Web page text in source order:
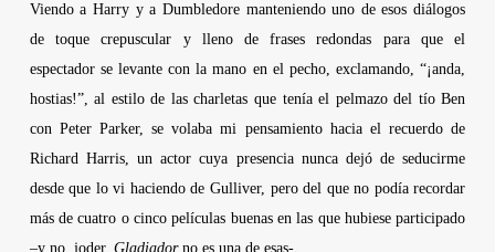
Viendo a Harry y a Dumbledore manteniendo uno de esos diálogos
de toque crepuscular y lleno de frases redondas para que el
espectador se levante con la mano en el pecho, exclamando, “¡anda,
hostias!”, al estilo de las charletas que tenía el pelmazo del tío Ben
con Peter Parker, se volaba mi pensamiento hacia el recuerdo de
Richard Harris, un actor cuya presencia nunca dejó de seducirme
desde que lo vi haciendo de Gulliver, pero del que no podía recordar
más de cuatro o cinco películas buenas en las que hubiese participado
–y no, joder, Gladiadorno es una de esas-.